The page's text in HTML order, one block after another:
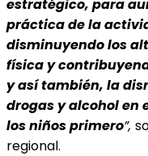
estratégico, para
práctica de la
disminuyendo los
física y
y así también, la
drogas y alcohol en
los niños primero”,
regional.